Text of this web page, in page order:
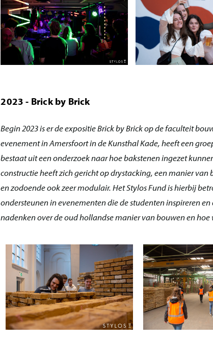
2023 - Brick by Brick
Begin 2023 is er de expositie Brick by Brick op de faculteit
evenement in Amersfoort in de Kunsthal Kade, heeft een
bestaat uit een onderzoek naar hoe bakstenen ingezet
constructie heeft zich gericht op drystacking, een manier
en zodoende ook zeer modulair. Het Stylos Fund is hierbij
ondersteunen in evenementen die de studenten inspireren
nadenken over de oud hollandse manier van bouwen en